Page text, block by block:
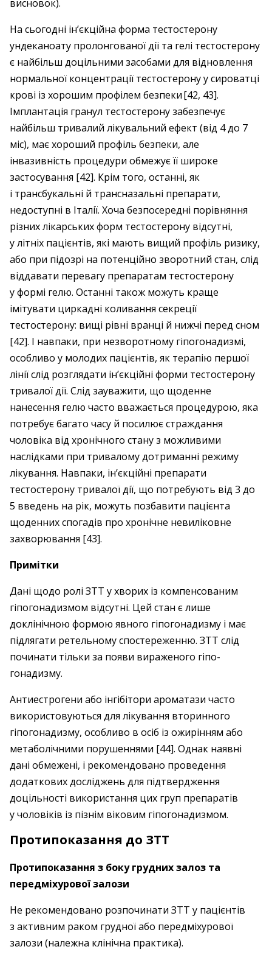
висновок).
На сьогодні ін’єкційна форма тестостерону
ундеканоату пролонгованої дії та гелі тестостерону
є найбільш доцільними засобами для відновлення
нормальної концентрації тестостерону у сироватці
крові із хорошим профілем безпеки [42, 43].
Імплантація гранул тестостерону забезпечує
найбільш тривалий лікувальний ефект (від 4 до 7
міс), має хороший профіль безпеки, але
інвазивність процедури обмежує її широке
застосування [42]. Крім того, останні, як
і трансбукальні й трансназальні препарати,
недоступні в Італії. Хоча безпосередні порівняння
різних лікарських форм тестостерону відсутні,
у літніх пацієнтів, які мають вищий профіль ризику,
або при підозрі на потенційно зворотний стан, слід
віддавати перевагу препаратам тестостерону
у формі гелю. Останні також можуть краще
імітувати циркадні коливання секреції
тестостерону: вищі рівні вранці й нижчі перед сном
[42]. І навпаки, при незворотному гіпогонадизмі,
особливо у молодих пацієнтів, як терапію першої
лінії слід розглядати ін’єкційні форми тесто­стерону
тривалої дії. Слід зауважити, що щоденне
нанесення гелю часто вважається процедурою, яка
потребує багато часу й посилює страждання
чоловіка від хронічного стану з можливими
наслідками при тривалому дотриманні режиму
лікування. Навпаки, ін’єкційні препарати
тестостерону тривалої дії, що потребують від 3 до
5 введень на рік, можуть позбавити пацієнта
щоденних спогадів про хронічне невиліковне
захворювання [43].
Примітки
Дані щодо ролі ЗТТ у хворих із компенсованим
гіпогонадизмом відсутні. Цей стан є лише
доклінічною формою явного гіпогонадизму і має
підлягати ретельному спостереженню. ЗТТ слід
починати тільки за появи вираженого гіпо­
гонадизму.
Антиестрогени або інгібітори ароматази часто
використовуються для лікування вторинного
гіпогонадизму, особливо в осіб із ожирінням або
метаболічними порушеннями [44]. Однак наявні
дані обмежені, і рекомендовано проведення
додаткових досліджень для підтвердження
доцільності використання цих груп препаратів
у чоловіків із пізнім віковим гіпогонадизмом.
Протипоказання до ЗТТ
Протипоказання з боку грудних залоз та
передміхурової залози
Не рекомендовано розпочинати ЗТТ у пацієнтів
з активним раком грудної або передміхурової
залози (належна клінічна практика).